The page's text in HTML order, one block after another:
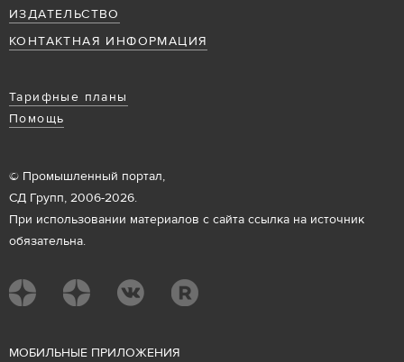
ИЗДАТЕЛЬСТВО
КОНТАКТНАЯ ИНФОРМАЦИЯ
Тарифные планы
Помощь
© Промышленный портал,
СД Групп, 2006-2026.
При использовании материалов с сайта ссылка на источник
обязательна.
МОБИЛЬНЫЕ ПРИЛОЖЕНИЯ